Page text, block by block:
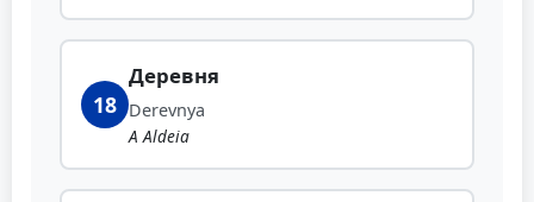
18
Деревня
Derevnya
A Aldeia